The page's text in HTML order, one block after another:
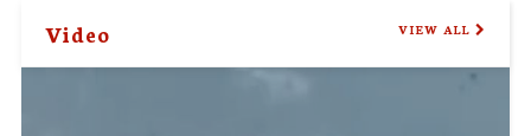
Video VIEW ALL